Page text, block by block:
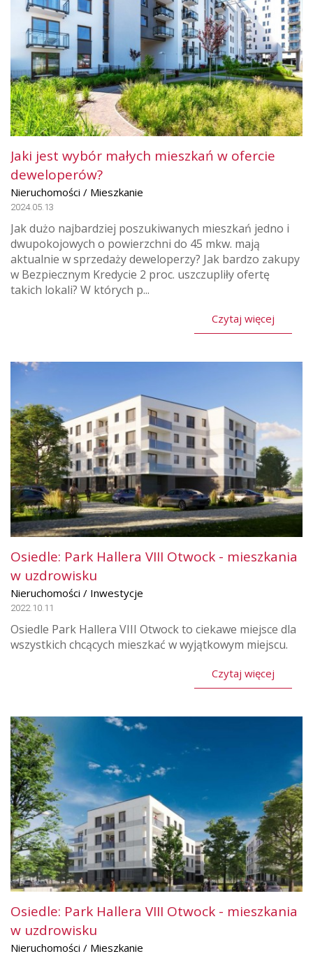
Jaki jest wybór małych mieszkań w ofercie
deweloperów?
Nieruchomości / Mieszkanie
2024.05.13
Jak dużo najbardziej poszukiwanych mieszkań jedno i
dwupokojowych o powierzchni do 45 mkw. mają
aktualnie w sprzedaży deweloperzy? Jak bardzo zakupy
w Bezpiecznym Kredycie 2 proc. uszczupliły ofertę
takich lokali? W których p...
Czytaj więcej
Osiedle: Park Hallera VIII Otwock - mieszkania
w uzdrowisku
Nieruchomości / Inwestycje
2022.10.11
Osiedle Park Hallera VIII Otwock to ciekawe miejsce dla
wszystkich chcących mieszkać w wyjątkowym miejscu.
Czytaj więcej
Osiedle: Park Hallera VIII Otwock - mieszkania
w uzdrowisku
Nieruchomości / Mieszkanie